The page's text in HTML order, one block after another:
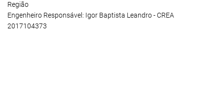
Região
Engenheiro Responsável: Igor Baptista Leandro - CREA
2017104373